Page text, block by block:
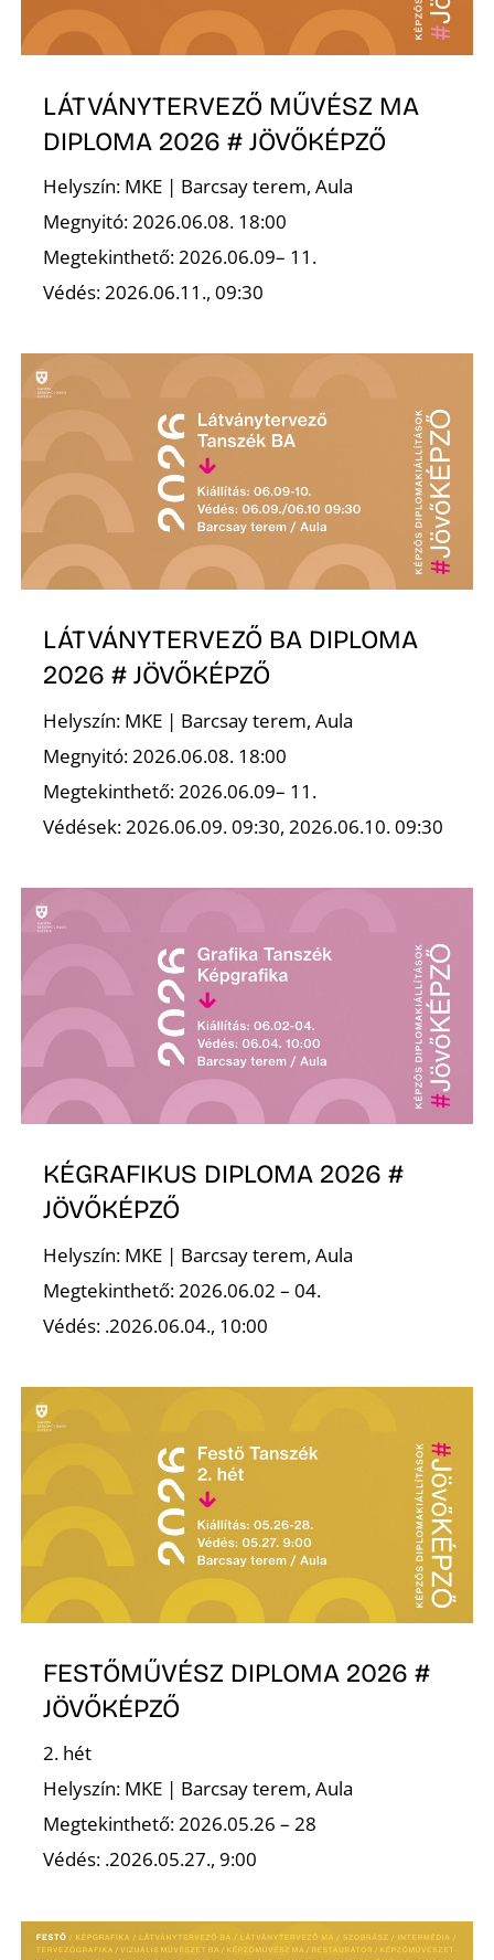
LÁTVÁNYTERVEZŐ MŰVÉSZ MA
DIPLOMA 2026 # JÖVŐKÉPZŐ
Helyszín: MKE | Barcsay terem, Aula
Megnyitó: 2026.06.08. 18:00
Megtekinthető: 2026.06.09– 11.
Védés: 2026.06.11., 09:30
LÁTVÁNYTERVEZŐ BA DIPLOMA
2026 # JÖVŐKÉPZŐ
Helyszín: MKE | Barcsay terem, Aula
Megnyitó: 2026.06.08. 18:00
Megtekinthető: 2026.06.09– 11.
Védések: 2026.06.09. 09:30, 2026.06.10. 09:30
KÉGRAFIKUS DIPLOMA 2026 #
JÖVŐKÉPZŐ
Helyszín: MKE | Barcsay terem, Aula
Megtekinthető: 2026.06.02 – 04.
Védés: .2026.06.04., 10:00
FESTŐMŰVÉSZ DIPLOMA 2026 #
JÖVŐKÉPZŐ
2. hét
Helyszín: MKE | Barcsay terem, Aula
Megtekinthető: 2026.05.26 – 28
Védés: .2026.05.27., 9:00